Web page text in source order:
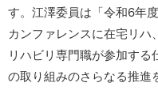
す。江澤委員は「令和6年
カンファレンスに在宅リハ
リハビリ専門職が参加する
の取り組みのさらなる推進